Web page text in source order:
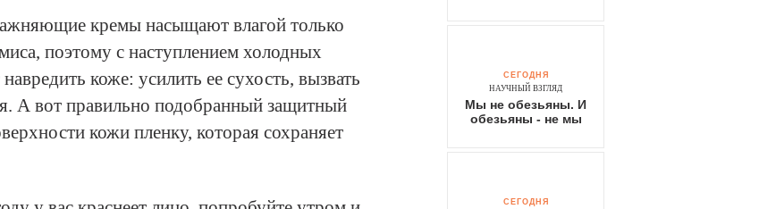
кремы насыщают влагой только
поэтому с наступлением холодных
коже: усилить ее сухость, вызвать
А вот правильно подобранный защитный
кожи пленку, которая сохраняет
СЕГОДНЯ
НАУЧНЫЙ ВЗГЛЯД
Мы не обезьяны. И
обезьяны - не мы
СЕГОДНЯ